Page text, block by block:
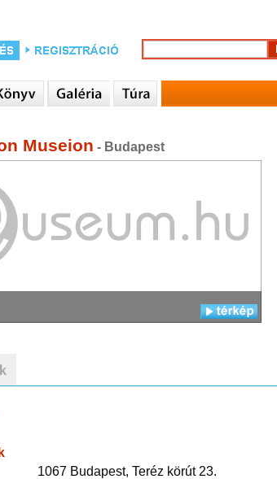
Museion - Budapest
1067 Budapest, Teréz körút 23.